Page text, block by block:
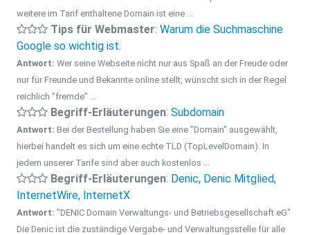
weitere im Tarif enthaltene Domain ist eine ...
Tips für Webmaster: Warum die Suchmaschine
Google so wichtig ist.
Antwort: Wer seine Webseite nicht nur aus Spaß an der Freude oder
nur für Freunde und Bekannte online stellt, wünscht sich in der Regel
reichlich "fremde" ...
Begriff-Erläuterungen: Subdomain
Antwort: Bei der Bestellung haben Sie eine "Domain" ausgewählt,
hierbei handelt es sich um eine echte TLD (TopLevelDomain). In
jedem unserer Tarife sind aber auch kostenlos ...
Begriff-Erläuterungen: Denic, Denic Mitglied,
InternetWire, InternetX
Antwort: "DENIC Domain Verwaltungs- und Betriebsgesellschaft eG"
Die Denic ist die zuständige Vergabe- und Verwaltungsstelle für alle